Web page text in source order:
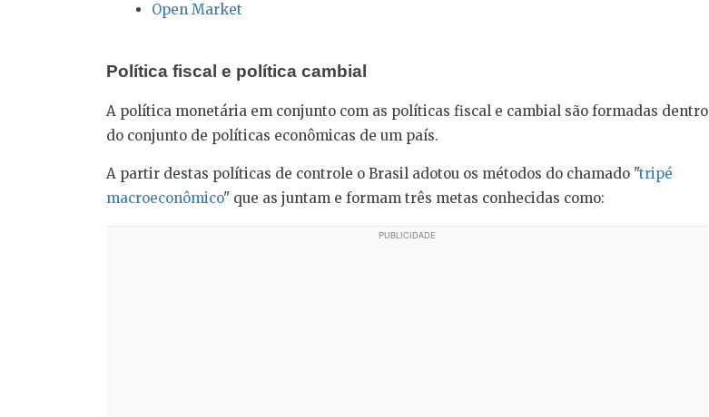
Open Market
Política fiscal e política cambial
A política monetária em conjunto com as políticas fiscal e cambial são formadas dentro
do conjunto de políticas econômicas de um país.
A partir destas políticas de controle o Brasil adotou os métodos do chamado "tripé
macroeconômico" que as juntam e formam três metas conhecidas como: